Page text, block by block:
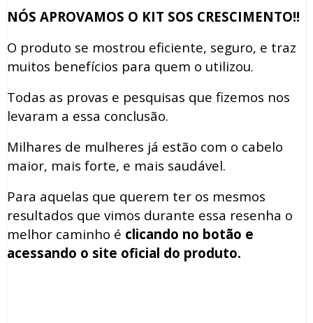
NÓS APROVAMOS O KIT SOS CRESCIMENTO!!
O produto se mostrou eficiente, seguro, e traz
muitos benefícios para quem o utilizou.
Todas as provas e pesquisas que fizemos nos
levaram a essa conclusão.
Milhares de mulheres já estão com o cabelo
maior, mais forte, e mais saudável.
Para aquelas que querem ter os mesmos
resultados que vimos durante essa resenha o
melhor caminho é clicando no botão e
acessando o site oficial do produto.